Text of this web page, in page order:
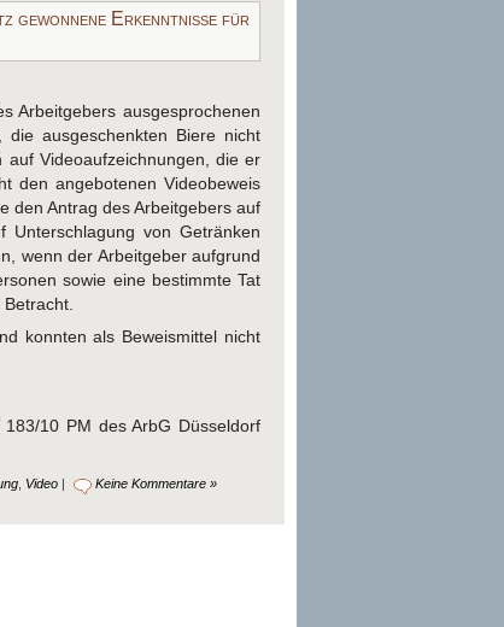
gewonnene Erkenntnisse für
Arbeitgebers ausgesprochenen
ausgeschenkten Biere nicht
Videoaufzeichnungen, die er
den angebotenen Videobeweis
den Antrag des Arbeitgebers auf
Unterschlagung von Getränken
wenn der Arbeitgeber aufgrund
sowie eine bestimmte Tat
konnten als Beweismittel nicht
10 PM des ArbG Düsseldorf
, Video| Keine Kommentare »